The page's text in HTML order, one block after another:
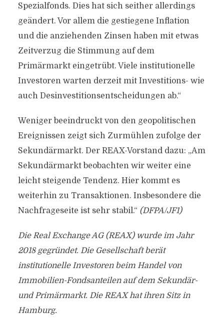
Spezialfonds. Dies hat sich seither allerdings
geändert. Vor allem die gestiegene Inflation
und die anziehenden Zinsen haben mit etwas
Zeitverzug die Stimmung auf dem
Primärmarkt eingetrübt. Viele institutionelle
Investoren warten derzeit mit Investitions- wie
auch Desinvestitionsentscheidungen ab.“
Weniger beeindruckt von den geopolitischen
Ereignissen zeigt sich Zurmühlen zufolge der
Sekundärmarkt. Der REAX-Vorstand dazu: „Am
Sekundärmarkt beobachten wir weiter eine
leicht steigende Tendenz. Hier kommt es
weiterhin zu Transaktionen. Insbesondere die
Nachfrageseite ist sehr stabil.“ (DFPA/JF1)
Die Real Exchange AG (REAX) wurde im Jahr
2018 gegründet. Die Gesellschaft berät
institutionelle Investoren beim Handel von
Immobilien-Fondsanteilen auf dem Sekundär-
und Primärmarkt. Die REAX hat ihren Sitz in
Hamburg.